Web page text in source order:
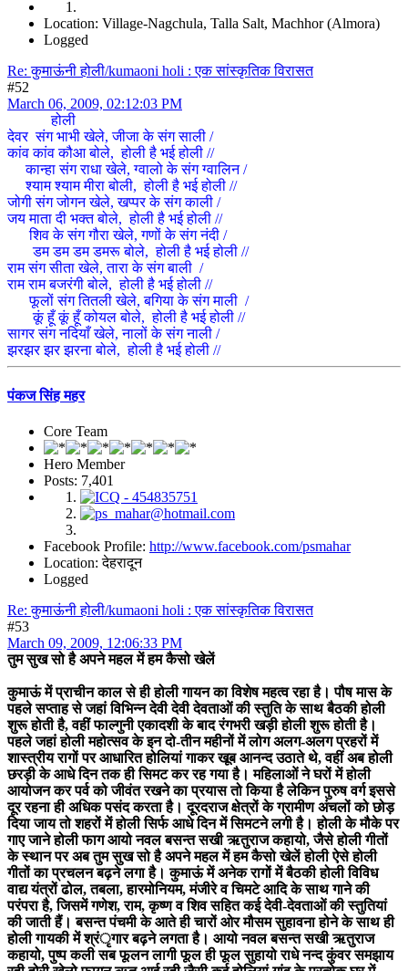
Location: Village-Nagchula, Talla Salt, Machhor (Almora)
Logged
Re: कुमाऊंनी होली/kumaoni holi : एक सांस्कृतिक विरासत
#52
March 06, 2009, 02:12:03 PM
होली
देवर संग भाभी खेले, जीजा के संग साली /
कांव कांव कौआ बोले, होली है भई होली //
कान्हा संग राधा खेले, ग्वालो के संग ग्वालिन /
श्याम श्याम मीरा बोली, होली है भई होली //
जोगी संग जोगन खेले, खप्पर के संग काली /
जय माता दी भक्त बोले, होली है भई होली //
शिव के संग गौरा खेले, गणों के संग नंदी /
डम डम डम डमरू बोले, होली है भई होली //
राम संग सीता खेले, तारा के संग बाली /
राम राम बजरंगी बोले, होली है भई होली //
फूलों संग तितली खेले, बगिया के संग माली /
कूं हूँ कूं हूँ कोयल बोले, होली है भई होली //
सागर संग नदियाँ खेले, नालों के संग नाली /
झरझर झर झरना बोले, होली है भई होली //
पंकज सिंह महर
Core Team
Hero Member
Posts: 7,401
Facebook Profile: http://www.facebook.com/psmahar
Location: देहरादून
Logged
Re: कुमाऊंनी होली/kumaoni holi : एक सांस्कृतिक विरासत
#53
March 09, 2009, 12:06:33 PM
तुम सुख सो है अपने महल में हम कैसो खेलें
कुमाऊं में प्राचीन काल से ही होली गायन का विशेष महत्व रहा है। पौष मास के
पहले सप्ताह से जहां विभिन्न देवी देवी देवताओं की स्तुति के साथ बैठकी होली
शुरू होती है, वहीं फाल्गुनी एकादशी के बाद रंगभरी खड़ी होली शुरू होती है।
पहले जहां होली महोत्सव के इन दो-तीन महीनों में लोग अलग-अलग प्रहरों में
शास्त्रीय रागों पर आधारित होलियां गाकर खूब आनन्द उठाते थे, वहीं अब होली
छरड़ी के आधे दिन तक ही सिमट कर रह गया है। महिलाओं ने घरों में होली
आयोजन कर पर्व को जीवंत रखने का प्रयास तो किया है लेकिन पुरुष वर्ग इससे
दूर रहना ही अधिक पसंद करता है। दूरदराज क्षेत्रों के ग्रामीण अंचलों को छोड़
दिया जाय तो शहरों में होली सिर्फ आधे दिन में सिमटने लगी है। होली के मौके पर
गाए जाने होली फाग आयो नवल बसन्त सखी ऋतुराज कहायो, जैसे होली गीतों
के स्थान पर अब तुम सुख सो है अपने महल में हम कैसो खेलें होली ऐसे होली
गीतों का प्रचलन बढ़ने लगा है। कुमाऊं में अनेक रागों में बैठकी होली विविध
वाद्य यंत्रों ढोल, तबला, हारमोनियम, मंजीरे व चिमटे आदि के साथ गाने की
परंपरा है, जिसमें गणेश, राम, कृष्ण व शिव सहित कई देवी-देवताओं की स्तुतियां
की जाती हैं। बसन्त पंचमी के आते ही चारों ओर मौसम सुहावना होने के साथ ही
होली गायकी में श्रंृगार बढ़ने लगता है। आयो नवल बसन्त सखी ऋतुराज
कहायो, पुष्प कली सब फूलन लागी फूल ही फूल सुहायो राधे नन्द कुंवर समझाय